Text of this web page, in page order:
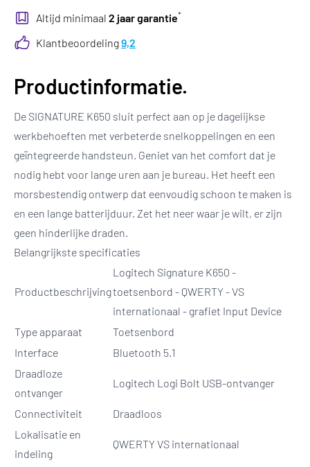
Altijd minimaal 2 jaar garantie*
Klantbeoordeling9,2
Productinformatie.
De SIGNATURE K650 sluit perfect aan op je dagelijkse
werkbehoeften met verbeterde snelkoppelingen en een
geïntegreerde handsteun. Geniet van het comfort dat je
nodig hebt voor lange uren aan je bureau. Het heeft een
morsbestendig ontwerp dat eenvoudig schoon te maken is
en een lange batterijduur. Zet het neer waar je wilt, er zijn
geen hinderlijke draden.
Belangrijkste specificaties
Productbeschrijving
Logitech Signature K650 -
toetsenbord - QWERTY - VS
internationaal - grafiet Input Device
Type apparaat
Toetsenbord
Interface
Bluetooth 5.1
Draadloze
ontvanger
Logitech Logi Bolt USB-ontvanger
Connectiviteit
Draadloos
Lokalisatie en
indeling
QWERTY VS internationaal